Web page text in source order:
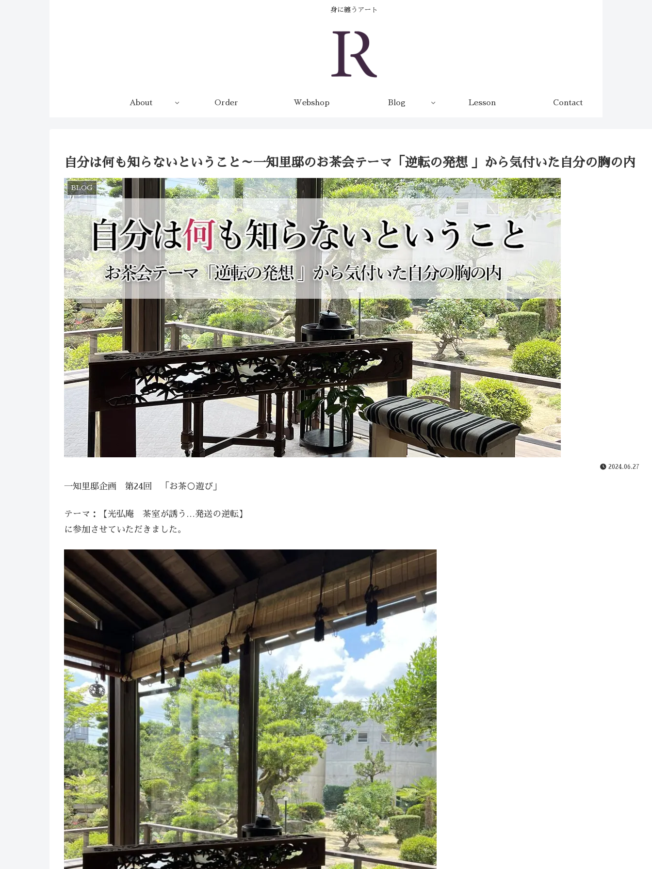
身に纏うアート
About Order Webshop Blog Lesson Contact
自分は何も知らないということ～一知里邸のお茶会テーマ「逆転の発想 」から気付いた自分の胸の内
BLOG
2024.06.27
一知里邸企画 第24回 「お茶○遊び」
テーマ：【光弘庵 茶室が誘う…発送の逆転】
に参加させていただきました。